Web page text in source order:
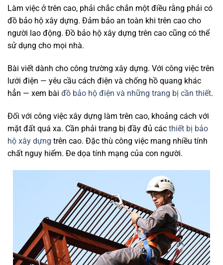
Làm việc ở trên cao, phải chắc chắn một điều rằng phải có
đồ bảo hộ xây dựng. Đảm bảo an toàn khi trên cao cho
người lao động. Đồ bảo hộ xây dựng trên cao cũng có thể
sử dụng cho mọi nhà.
Bài viết dành cho công trường xây dựng. Với công việc trên
lưới điện — yêu cầu cách điện và chống hồ quang khác
hẳn — xem bài đồ bảo hộ điện và những trang bị cần thiết.
Đối với công việc xây dựng làm trên cao, khoảng cách với
mặt đất quá xa. Cần phải trang bị đầy đủ các thiết bị bảo
hộ xây dựng trên cao. Đặc thù công việc mang nhiều tính
chất nguy hiểm. Đe dọa tính mạng của con người.